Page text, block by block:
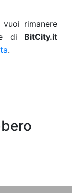
rimanere
di BitCity.it
.